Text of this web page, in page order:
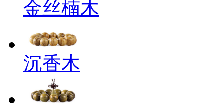
金丝楠木
沉香木